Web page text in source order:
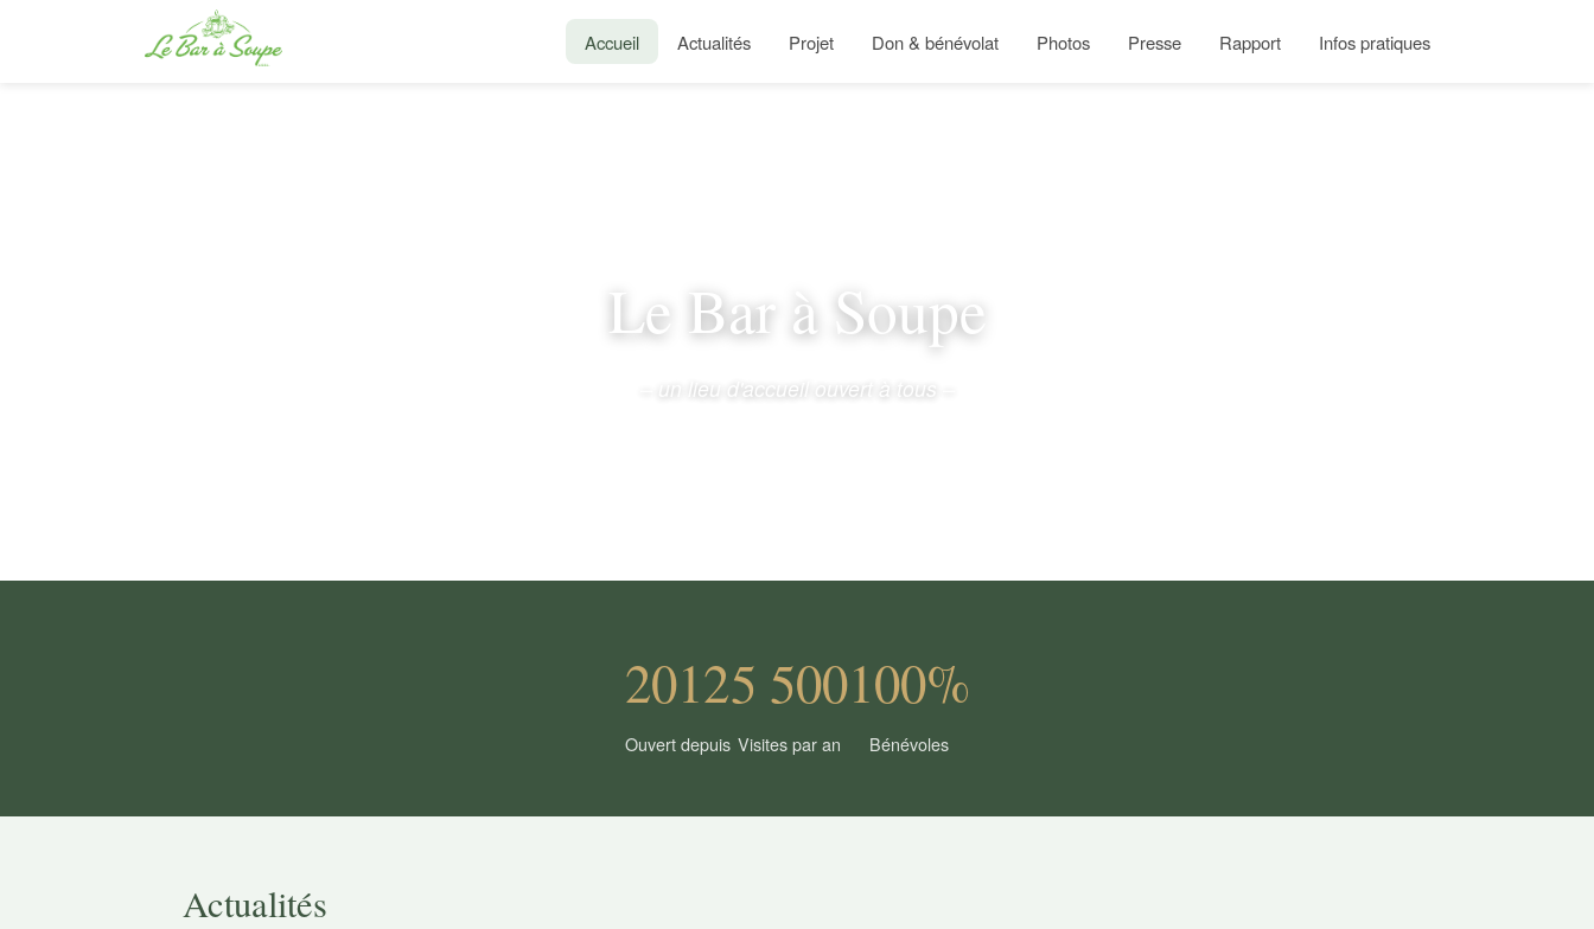
Accueil Actualités Projet Don & bénévolat Photos Presse Rapport Infos pratiques
Le Bar à Soupe
– un lieu d'accueil ouvert à tous –
2012
Ouvert depuis
5 500
Visites par an
100%
Bénévoles
Actualités